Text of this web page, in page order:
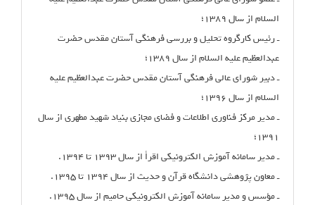
السلام از سال ۱۳۸۹؛
ـ رئیس کارگروه تحلیل و بررسی فرهنگی آستان مقدس حضرت
عبدالعظیم علیه السلام از سال ۱۳۸۹؛
ـ دبیر شورای عالی فرهنگی آستان مقدس حضرت عبدالعظیم علیه
السلام از سال ۱۳۹۶؛
ـ مدیر مرکز فناوری اطلاعات و فضای مجازی بنیاد شهید مطهری از سال
۱۳۹۱؛
ـ مدیر سامانه آموزش الکترونیکی اقرأ از سال ۱۳۹۳ تا ۱۳۹۴.
ـ معاون پژوهشی دانشگاه قرآن و حدیث از سال ۱۳۹۴ تا ۱۳۹۵.
ـ مؤسس و مدیر سامانه آموزش الکترونیکی حامیم از سال ۱۳۹۵.